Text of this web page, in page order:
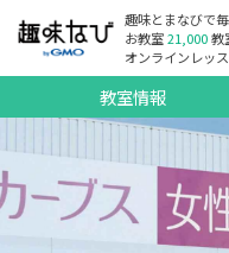
趣味とまなびで
お教室21,000教
オンラインレッ
教室情報